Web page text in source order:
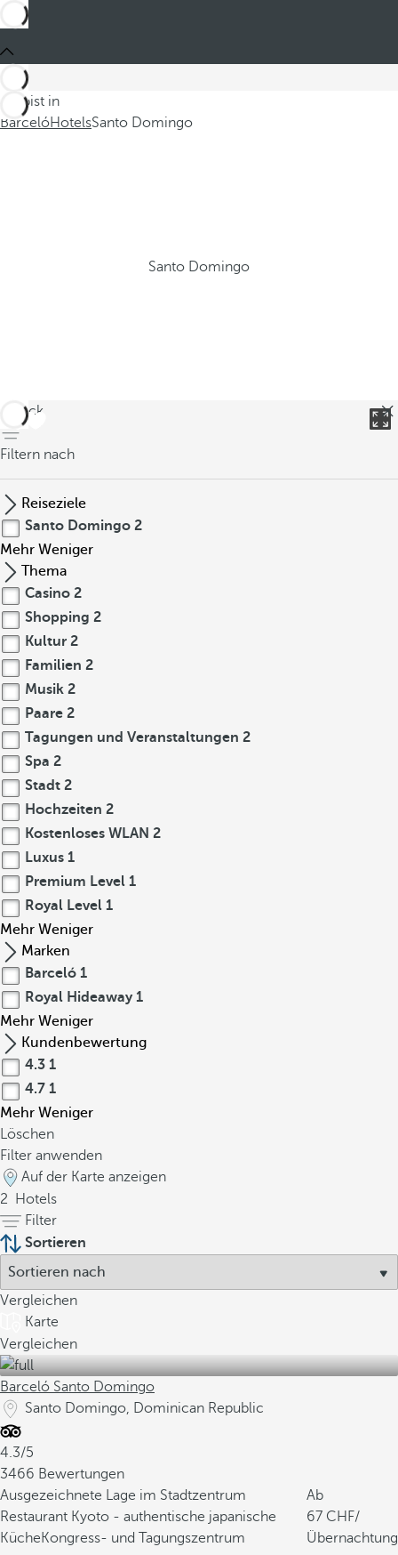
Du bist in
BarcelóHotelsSanto Domingo
Santo Domingo
zurück
Filtern nach
Reiseziele
Santo Domingo 2
Mehr Weniger
Thema
Casino 2
Shopping 2
Kultur 2
Familien 2
Musik 2
Paare 2
Tagungen und Veranstaltungen 2
Spa 2
Stadt 2
Hochzeiten 2
Kostenloses WLAN 2
Luxus 1
Premium Level 1
Royal Level 1
Mehr Weniger
Marken
Barceló 1
Royal Hideaway 1
Mehr Weniger
Kundenbewertung
4.3 1
4.7 1
Mehr Weniger
Löschen
Filter anwenden
Auf der Karte anzeigen
2
Hotels
Filter
Sortieren
Vergleichen
Karte
Vergleichen
Barceló Santo Domingo
Santo Domingo, Dominican Republic
4.3/5
3466 Bewertungen
Ausgezeichnete Lage im Stadtzentrum
Restaurant Kyoto - authentische japanische
KücheKongress- und Tagungszentrum
Ab
67
/
Übernachtung